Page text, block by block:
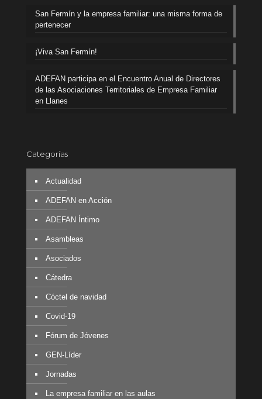
San Fermín y la empresa familiar: una misma forma de
pertenecer
¡Viva San Fermín!
ADEFAN participa en el Encuentro Anual de Directores
de las Asociaciones Territoriales de Empresa Familiar
en Llanes
Categorías
Actualidad
ADEFAN en Acción
ADEFAN Íntimo
Asambleas
Asociados
Cátedra
Cóctel de navidad
Covid-19
Fórum de Jóvenes
GEN-Líder
Jornadas
La empresa familiar en las aulas